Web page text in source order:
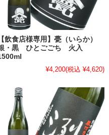
【飲食店様専用】甍（いらか）
・黒 ひとごごち 火入
¥4,200(税込 ¥4,620)